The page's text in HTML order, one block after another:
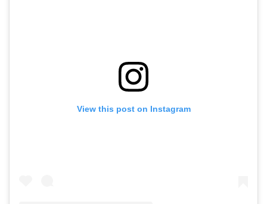
View this post on Instagram